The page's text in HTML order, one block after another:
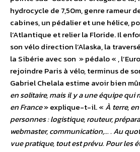
hydrocycle de 7,50m, genre rameur
cabines, un pédalier et une hélice,
l’Atlantique et relier la Floride. Il
son vélo direction l’Alaska, la
la Sibérie avec son » pédalo « ,
rejoindre Paris à vélo, terminus de
Gabriel Chelala estime avoir bien
en solitaire, mais il y a une équipe qui
en France» explique-t-il. « À terre,
personnes : logistique, routeur,
webmaster, communication,… . Au
vue pratique, tout est prévu. Pour les